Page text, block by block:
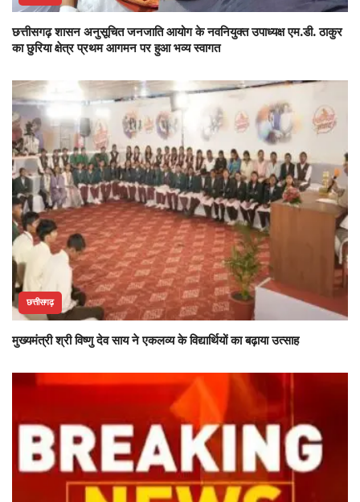
छत्तीसगढ़ शासन अनुसूचित जनजाति आयोग के नवनियुक्त उपाध्यक्ष एम.डी. ठाकुर
का छुरिया क्षेत्र प्रथम आगमन पर हुआ भव्य स्वागत
छत्तीसगढ़
मुख्यमंत्री श्री विष्णु देव साय ने एकलव्य के विद्यार्थियों का बढ़ाया उत्साह